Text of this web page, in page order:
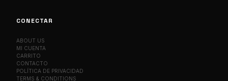
CONECTAR
ABOUT US
MI CUENTA
CARRITO
CONTACTO
POLÍTICA DE PRIVACIDAD
TERMS & CONDITIONS